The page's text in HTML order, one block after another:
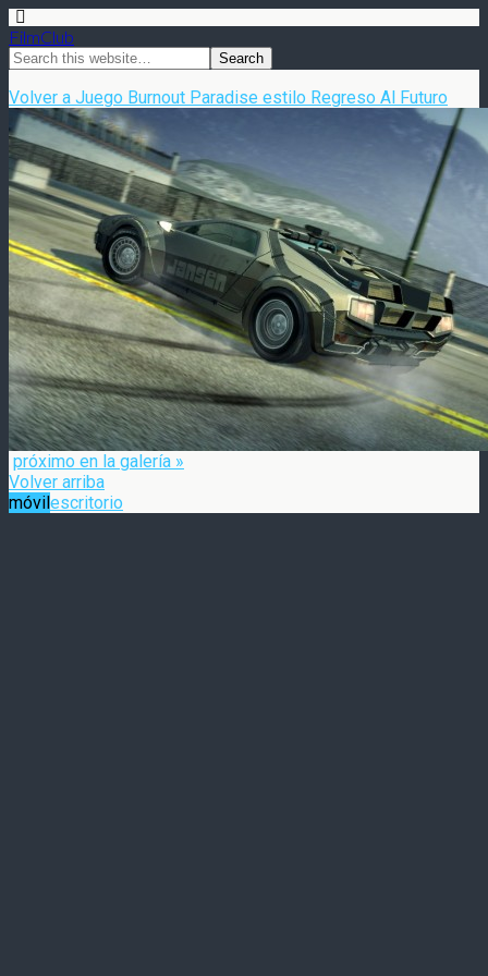
FilmClub
Volver a Juego Burnout Paradise estilo Regreso Al Futuro
próximo en la galería »
Volver arriba
móvilescritorio